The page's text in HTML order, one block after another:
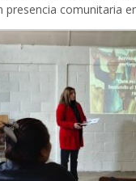
presencia comunitaria